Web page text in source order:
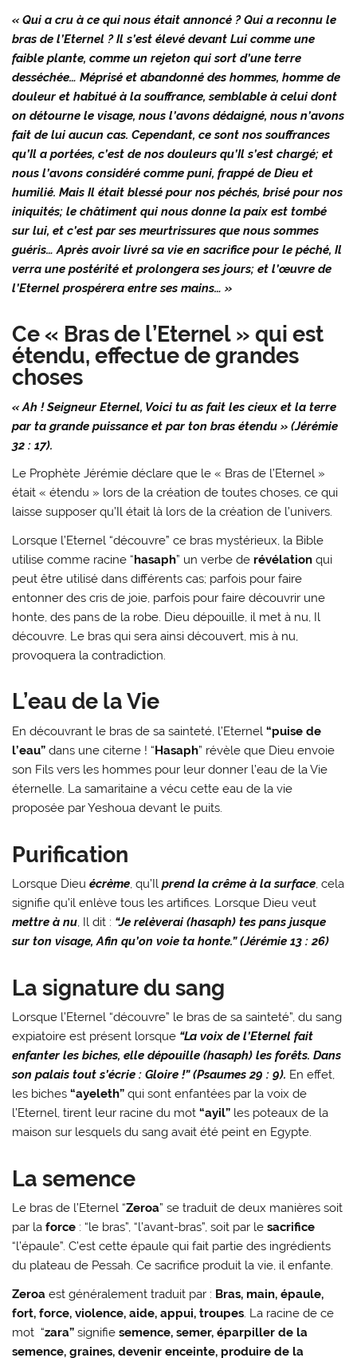
« Qui a cru à ce qui nous était annoncé ? Qui a reconnu le
bras de l’Eternel ? Il s’est élevé devant Lui comme une
faible plante, comme un rejeton qui sort d’une terre
desséchée… Méprisé et abandonné des hommes, homme de
douleur et habitué à la souffrance, semblable à celui dont
on détourne le visage, nous l’avons dédaigné, nous n’avons
fait de lui aucun cas. Cependant, ce sont nos souffrances
qu’Il a portées, c’est de nos douleurs qu’Il s’est chargé; et
nous l’avons considéré comme puni, frappé de Dieu et
humilié. Mais Il était blessé pour nos péchés, brisé pour nos
iniquités; le châtiment qui nous donne la paix est tombé
sur lui, et c’est par ses meurtrissures que nous sommes
guéris… Après avoir livré sa vie en sacrifice pour le péché, Il
verra une postérité et prolongera ses jours; et l’œuvre de
l’Eternel prospérera entre ses mains… »
Ce « Bras de l’Eternel » qui est
étendu, effectue de grandes
choses
« Ah ! Seigneur Eternel, Voici tu as fait les cieux et la terre
par ta grande puissance et par ton bras étendu » (Jérémie
32 : 17).
Le Prophète Jérémie déclare que le « Bras de l’Eternel »
était « étendu » lors de la création de toutes choses, ce qui
laisse supposer qu’Il était là lors de la création de l’univers.
Lorsque l’Eternel “découvre” ce bras mystérieux, la Bible
utilise comme racine “hasaph” un verbe de révélation qui
peut être utilisé dans différents cas; parfois pour faire
entonner des cris de joie, parfois pour faire découvrir une
honte, des pans de la robe. Dieu dépouille, il met à nu, Il
découvre. Le bras qui sera ainsi découvert, mis à nu,
provoquera la contradiction.
L’eau de la Vie
En découvrant le bras de sa sainteté, l’Eternel“puise de
l’eau” dans une citerne ! “Hasaph” révèle que Dieu envoie
son Fils vers les hommes pour leur donner l’eau de la Vie
éternelle. La samaritaine a vécu cette eau de la vie
proposée par Yeshoua devant le puits.
Purification
Lorsque Dieuécrème, qu’Ilprend la crême à la surface, cela
signifie qu’il enlève tous les artifices. Lorsque Dieu veut
mettre à nu, Il dit : “Je relèverai (hasaph) tes pans jusque
sur ton visage, Afin qu’on voie ta honte.” (Jérémie 13 : 26)
La signature du sang
Lorsque l’Eternel “découvre” le bras de sa sainteté”, du sang
expiatoire est présent lorsque “La voix de l’Eternel fait
enfanter les biches, elle dépouille (hasaph) les forêts. Dans
son palais tout s’écrie : Gloire !” (Psaumes 29 : 9). En effet,
les biches“ayeleth” qui sont enfantées par la voix de
l’Eternel, tirent leur racine du mot“ayil” les poteaux de la
maison sur lesquels du sang avait été peint en Egypte.
La semence
Le bras de l’Eternel “Zeroa” se traduit de deux manières soit
par laforce : “le bras”, “l’avant-bras”, soit par lesacrifice
“l’épaule”. C’est cette épaule qui fait partie des ingrédients
du plateau de Pessah. Ce sacrifice produit la vie, il enfante.
Zeroa est généralement traduit par : Bras, main, épaule,
fort, force, violence, aide, appui, troupes. La racine de ce
mot “zara” signifiesemence, semer, éparpiller de la
semence, graines, devenir enceinte, produire de la